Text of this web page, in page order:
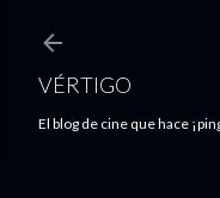
VÉRTIGO
El blog de cine que hace